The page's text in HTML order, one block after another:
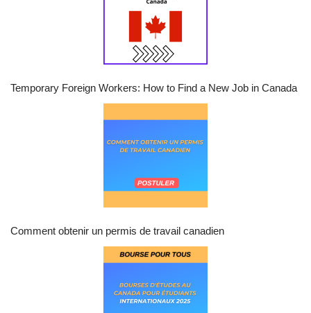
Temporary Foreign Workers: How to Find a New Job in Canada
Comment obtenir un permis de travail canadien